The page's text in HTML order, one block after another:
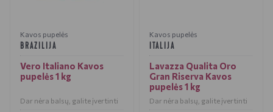
Kavos pupelės
BRAZILIJA
Vero Italiano Kavos
pupelės 1 kg
Dar nėra balsų, galite įvertinti
Kavos pupelės
ITALIJA
Lavazza Qualita Oro
Gran Riserva Kavos
pupelės 1 kg
Dar nėra balsų, galite įvertinti